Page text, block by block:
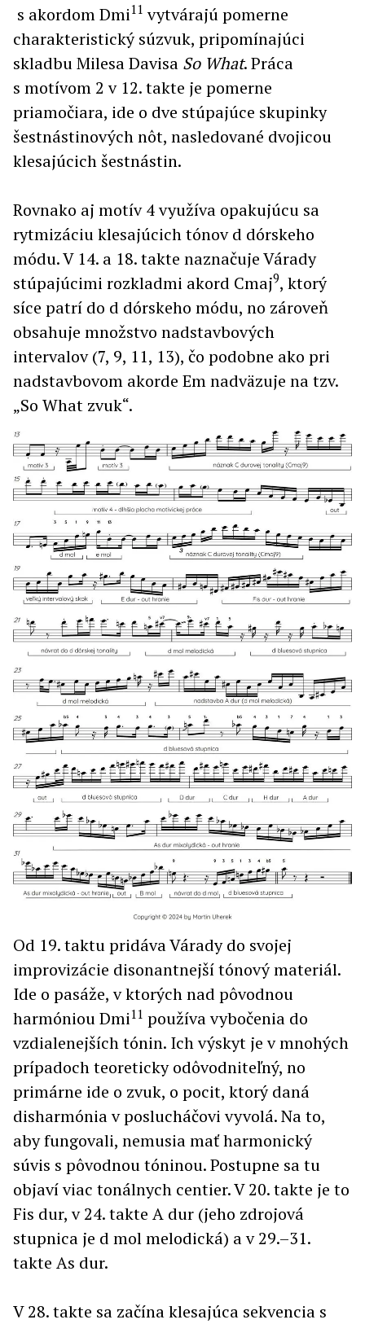
s akordom Dmi11 vytvárajú pomerne
charakteristický súzvuk, pripomínajúci
skladbu Milesa Davisa So What. Práca
s motívom 2 v 12. takte je pomerne
priamočiara, ide o dve stúpajúce skupinky
šestnástinových nôt, nasledované dvojicou
klesajúcich šestnástin.
Rovnako aj motív 4 využíva opakujúcu sa
rytmizáciu klesajúcich tónov d dórskeho
módu. V 14. a 18. takte naznačuje Várady
stúpajúcimi rozkladmi akord Cmaj9, ktorý
síce patrí do d dórskeho módu, no zároveň
obsahuje množstvo nadstavbových
intervalov (7, 9, 11, 13), čo podobne ako pri
nadstavbovom akorde Em nadväzuje na tzv.
„So What zvuk“.
Od 19. taktu pridáva Várady do svojej
improvizácie disonantnejší tónový materiál.
Ide o pasáže, v ktorých nad pôvodnou
harmóniou Dmi11 používa vybočenia do
vzdialenejších tónin. Ich výskyt je v mnohých
prípadoch teoreticky odôvodniteľný, no
primárne ide o zvuk, o pocit, ktorý daná
disharmónia v poslucháčovi vyvolá. Na to,
aby fungovali, nemusia mať harmonický
súvis s pôvodnou tóninou. Postupne sa tu
objaví viac tonálnych centier. V 20. takte je to
Fis dur, v 24. takte A dur (jeho zdrojová
stupnica je d mol melodická) a v 29.–31.
takte As dur.
V 28. takte sa začína klesajúca sekvencia s